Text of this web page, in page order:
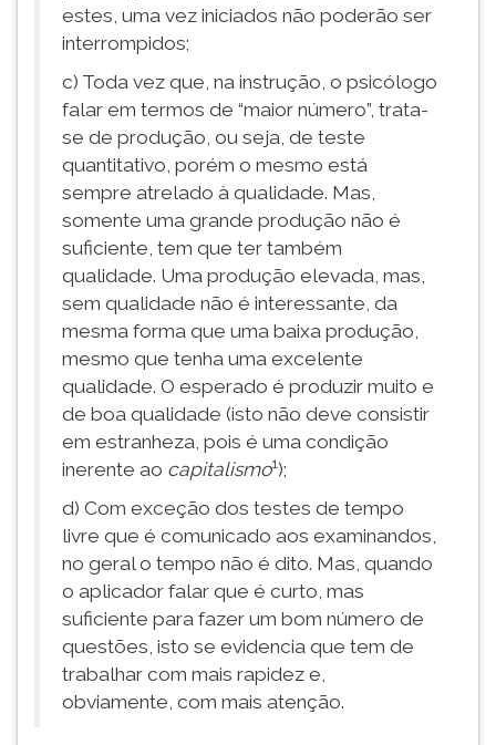
estes, uma vez iniciados não poderão ser
interrompidos;
c) Toda vez que, na instrução, o psicólogo
falar em termos de “maior número”, trata-
se de produção, ou seja, de teste
quantitativo, porém o mesmo está
sempre atrelado à qualidade. Mas,
somente uma grande produção não é
suficiente, tem que ter também
qualidade. Uma produção elevada, mas,
sem qualidade não é interessante, da
mesma forma que uma baixa produção,
mesmo que tenha uma excelente
qualidade. O esperado é produzir muito e
de boa qualidade (isto não deve consistir
em estranheza, pois é uma condição
inerente ao capitalismo1);
d) Com exceção dos testes de tempo
livre que é comunicado aos examinandos,
no geral o tempo não é dito. Mas, quando
o aplicador falar que é curto, mas
suficiente para fazer um bom número de
questões, isto se evidencia que tem de
trabalhar com mais rapidez e,
obviamente, com mais atenção.